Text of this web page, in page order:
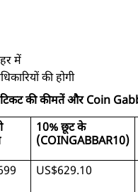
में
की होगी
की कीमतें और Coin
10% छूट के
(COINGABBAR10)
US$629.10